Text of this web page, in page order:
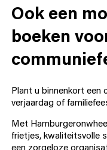
Ook een
boeken
Plant u binnenkort een
verjaardag of
Met
frietjes, kwaliteitsvolle
een zorgeloze